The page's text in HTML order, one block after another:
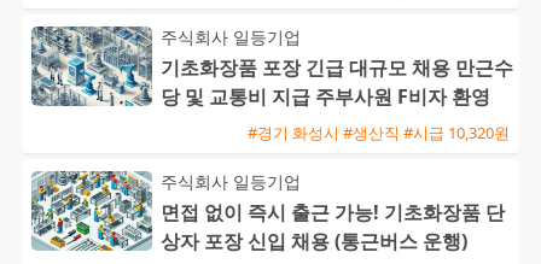
주식회사 일등기업
기초화장품 포장 긴급 대규모 채용 만근수
당 및 교통비 지급 주부사원 F비자 환영
#경기 화성시 #생산직 #시급 10,320원
주식회사 일등기업
면접 없이 즉시 출근 가능! 기초화장품 단
상자 포장 신입 채용 (통근버스 운행)